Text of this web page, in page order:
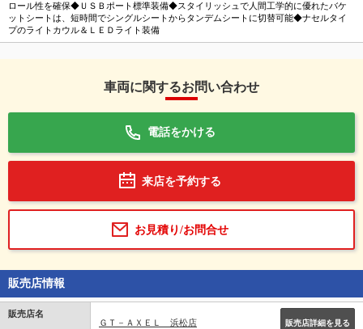
ロール性を確保◆ＵＳＢポート標準装備◆スタイリッシュで人間工学的に優れたバケ
ットシートは、短時間でシングルシートからタンデムシートに切替可能◆ナセルタイ
プのライトカウル＆ＬＥＤライト装備
車両に関するお問い合わせ
電話をかける
来店を予約する
お見積り/お問合せ
販売店情報
販売店名
ＧＴ－ＡＸＥＬ 浜松店
販売店詳細を見る